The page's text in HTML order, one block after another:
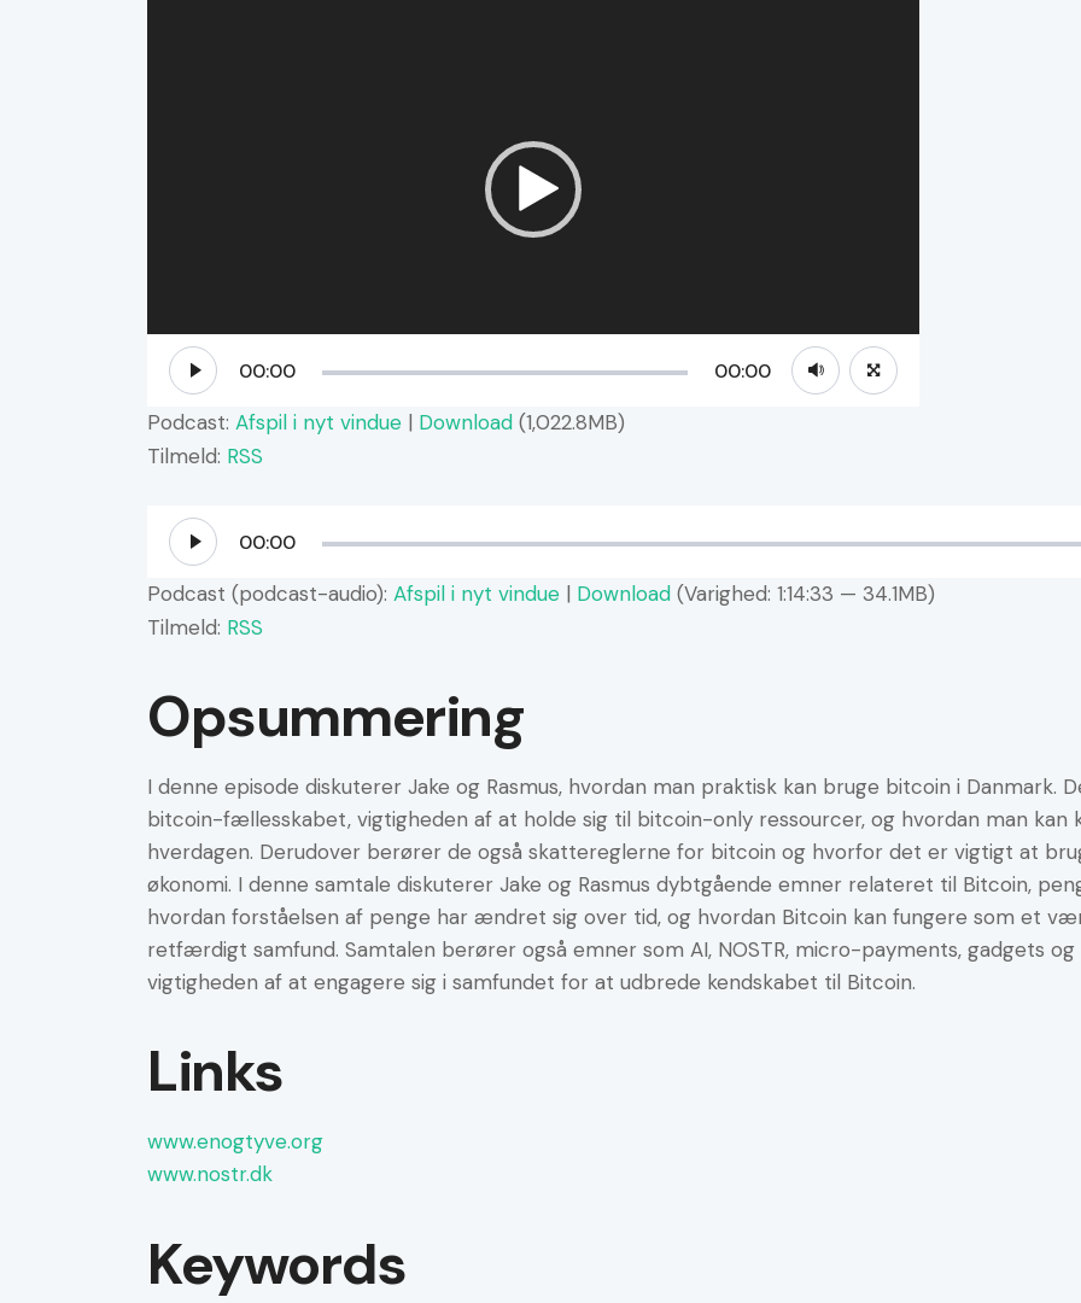
00:00 00:00
Podcast: Afspil i nyt vindue | Download (1,022.8MB)
Tilmeld: RSS
Lydafspiller
00:00
Podcast (podcast-audio): Afspil i nyt vindue | Download (Varighed: 1:14:33 — 34.1MB)
Tilmeld: RSS
Opsummering
I denne episode diskuterer Jake og Rasmus, hvordan man praktisk kan bruge bitcoin i Danmark.
bitcoin-fællesskabet, vigtigheden af at holde sig til bitcoin-only ressourcer, og hvordan man kan
hverdagen. Derudover berører de også skattereglerne for bitcoin og hvorfor det er vigtigt at
økonomi. I denne samtale diskuterer Jake og Rasmus dybtgående emner relateret til Bitcoin,
hvordan forståelsen af penge har ændret sig over tid, og hvordan Bitcoin kan fungere som et
retfærdigt samfund. Samtalen berører også emner som AI, NOSTR, micro-payments, gadgets
vigtigheden af at engagere sig i samfundet for at udbrede kendskabet til Bitcoin.
Links
www.enogtyve.org
www.nostr.dk
Keywords